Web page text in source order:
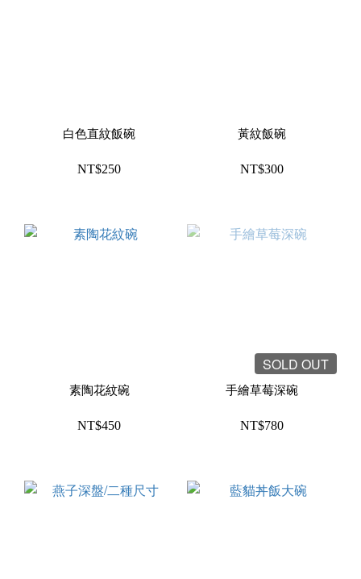
白色直紋飯碗
NT$250
黃紋飯碗
NT$300
素陶花紋碗
NT$450
SOLD OUT
手繪草莓深碗
NT$780